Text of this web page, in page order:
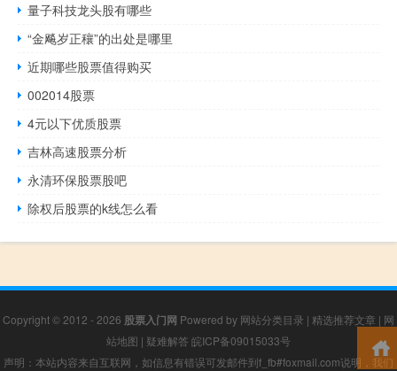
量子科技龙头股有哪些
“金飚岁正穰”的出处是哪里
近期哪些股票值得购买
002014股票
4元以下优质股票
吉林高速股票分析
永清环保股票股吧
除权后股票的k线怎么看
Copyright © 2012 - 2026 股票入门网 Powered by 网站分类目录 | 精选推荐文章 | 网
站地图 | 疑难解答 皖ICP备09015033号
声明：本站内容来自互联网，如信息有错误可发邮件到f_fb#foxmail.com说明，我们